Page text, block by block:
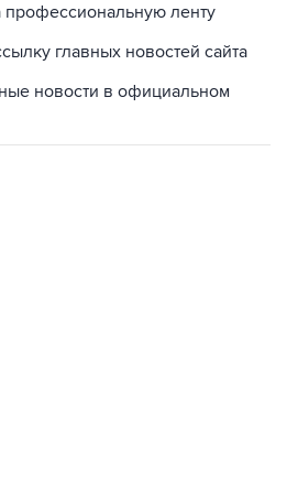
профессиональную ленту
главных новостей сайта
новости в официальном